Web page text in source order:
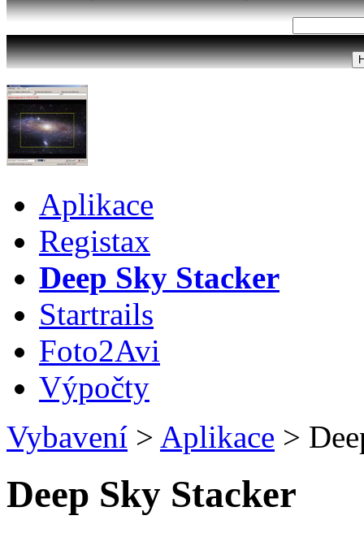
Aplikace
Registax
Deep Sky Stacker
Startrails
Foto2Avi
Výpočty
Vybavení > Aplikace >
Deep Sky Stacker